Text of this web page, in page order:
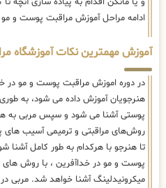
ادامه مراحل آموزش مراقبت پوست و مو
آموزش مهمترین نکات آموزشگاه
در دوره اموزش مراقبت پوست و مو در
هنرجویان آموزش داده می شود، به طوری
پوستی آشنا می شود و سپس مربی به
روش‌های مراقبتی و ترمیمی آسیب های
تا هنرجو با هرکدام به طور کامل آشنا
پوست و مو در خداآفرین ، با روش های
میکرونیدلینگ آشنا خواهد شد. مربی